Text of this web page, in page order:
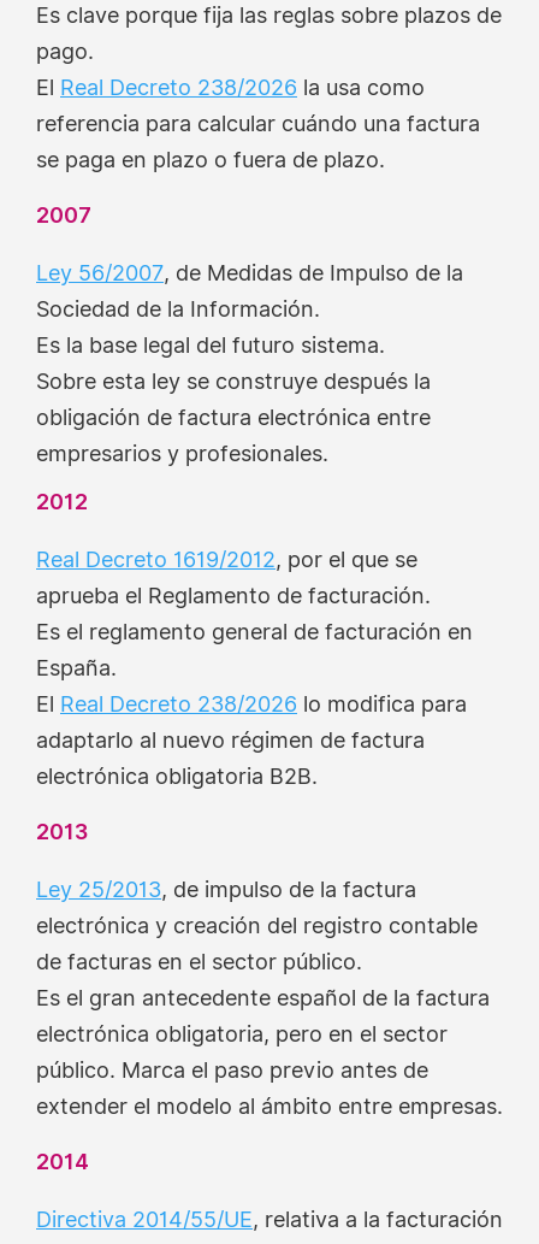
Es clave porque fija las reglas sobre plazos de
pago.
El Real Decreto 238/2026 la usa como
referencia para calcular cuándo una factura
se paga en plazo o fuera de plazo.
2007
Ley 56/2007, de Medidas de Impulso de la
Sociedad de la Información.
Es la base legal del futuro sistema.
Sobre esta ley se construye después la
obligación de factura electrónica entre
empresarios y profesionales.
2012
Real Decreto 1619/2012, por el que se
aprueba el Reglamento de facturación.
Es el reglamento general de facturación en
España.
El Real Decreto 238/2026 lo modifica para
adaptarlo al nuevo régimen de factura
electrónica obligatoria B2B.
2013
Ley 25/2013, de impulso de la factura
electrónica y creación del registro contable
de facturas en el sector público.
Es el gran antecedente español de la factura
electrónica obligatoria, pero en el sector
público. Marca el paso previo antes de
extender el modelo al ámbito entre empresas.
2014
Directiva 2014/55/UE, relativa a la facturación